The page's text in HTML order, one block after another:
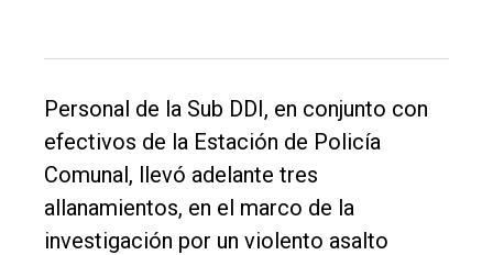
General
Política
Cultura
Entrevistas
Rural
Personal de la Sub DDI, en conjunto con
efectivos de la Estación de Policía
Comunal, llevó adelante tres
allanamientos, en el marco de la
investigación por un violento asalto